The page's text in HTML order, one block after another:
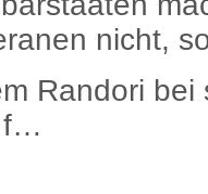
nicht,
Randori
f…